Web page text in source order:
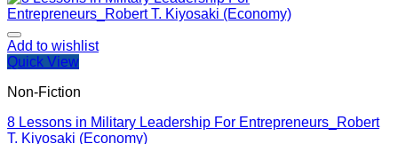
Add to wishlist
Quick View
Non-Fiction
8 Lessons in Military Leadership For Entrepreneurs_Robert
T. Kiyosaki (Economy)